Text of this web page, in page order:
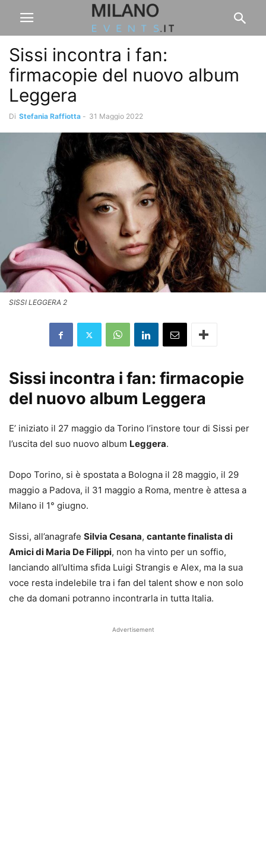
Sissi incontra i fan:
firmacopie del nuovo album
Leggera
Di Stefania Raffiotta - 31 Maggio 2022
SISSI LEGGERA 2
Sissi incontra i fan: firmacopie
del nuovo album Leggera
E’ iniziato il 27 maggio da Torino l’instore tour di Sissi per
l’uscita del suo nuovo album Leggera.
Dopo Torino, si è spostata a Bologna il 28 maggio, il 29
maggio a Padova, il 31 maggio a Roma, mentre è attesa a
Milano il 1° giugno.
Sissi, all’anagrafe Silvia Cesana, cantante finalista di
Amici di Maria De Filippi, non ha vinto per un soffio,
lanciando all’ultima sfida Luigi Strangis e Alex, ma la sua
voce resta indelebile tra i fan del talent show e non solo
che da domani potranno incontrarla in tutta Italia.
Advertisement